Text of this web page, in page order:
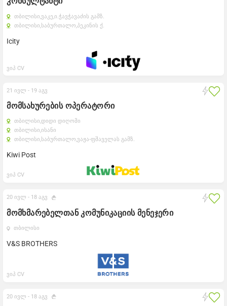
თბილისი,ვაკე,ი.ჭავჭავაძის გამზ.
თბილისი,საბურთალო,პეკინის ქ.
Icity
ვიპ CV
მომსახურების ოპერატორი
თბილისი,დიდი დიღომი
თბილისი,ისანი
თბილისი,საბურთალო,ვაჟა-ფშაველას გამზ.
Kiwi Post
21 ივლ - 19 აგვ
ვიპ CV
მომხმარებელთან კომუნიკაციის მენეჯერი
თბილისი
V&S BROTHERS
20 ივლ - 18 აგვ
ვიპ CV
20 ივლ - 18 აგვ